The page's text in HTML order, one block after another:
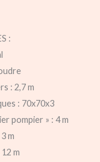
:
: 2,7 m
: 70x70x3
pompier » : 4 m
m
m